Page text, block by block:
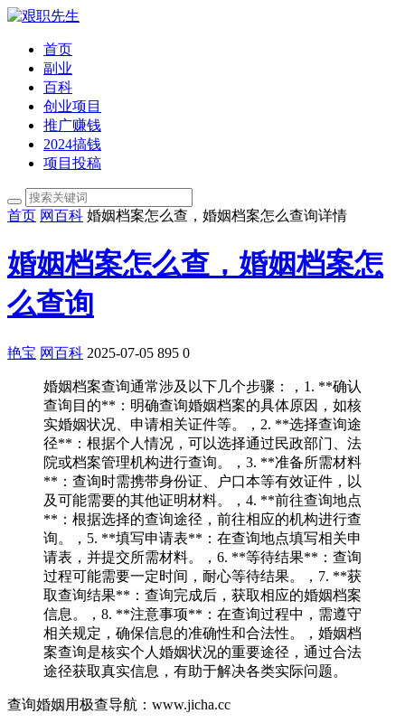
首页
副业
百科
创业项目
推广赚钱
2024搞钱
项目投稿
首页 网百科 婚姻档案怎么查，婚姻档案怎么查询详情
婚姻档案怎么查，婚姻档案怎
么查询
艳宝 网百科 2025-07-05 895 0
婚姻档案查询通常涉及以下几个步骤：，1. **确认
查询目的**：明确查询婚姻档案的具体原因，如核
实婚姻状况、申请相关证件等。，2. **选择查询途
径**：根据个人情况，可以选择通过民政部门、法
院或档案管理机构进行查询。，3. **准备所需材料
**：查询时需携带身份证、户口本等有效证件，以
及可能需要的其他证明材料。，4. **前往查询地点
**：根据选择的查询途径，前往相应的机构进行查
询。，5. **填写申请表**：在查询地点填写相关申
请表，并提交所需材料。，6. **等待结果**：查询
过程可能需要一定时间，耐心等待结果。，7. **获
取查询结果**：查询完成后，获取相应的婚姻档案
信息。，8. **注意事项**：在查询过程中，需遵守
相关规定，确保信息的准确性和合法性。，婚姻档
案查询是核实个人婚姻状况的重要途径，通过合法
途径获取真实信息，有助于解决各类实际问题。
查询婚姻用极查导航：www.jicha.cc